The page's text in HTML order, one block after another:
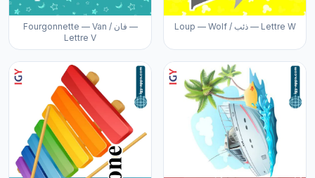
Fourgonnette — Van / فان —
Lettre V
Loup — Wolf / ذئب — Lettre W